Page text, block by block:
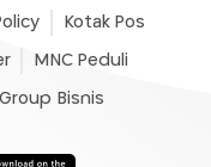
Kotak Pos
MNC Peduli
Group Bisnis